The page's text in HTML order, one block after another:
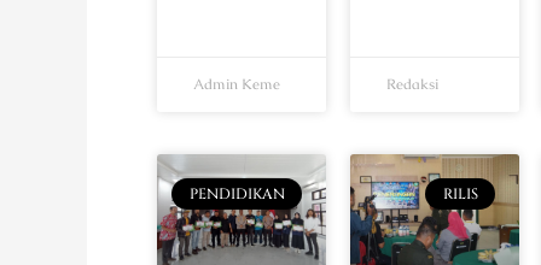
Admin Keme Redaksi
PENDIDIKAN RILIS